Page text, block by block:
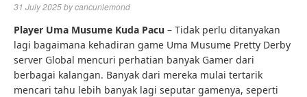
31 July 2025bycancunlemond
Player Uma Musume Kuda Pacu – Tidak perlu ditanyakan
lagi bagaimana kehadiran game Uma Musume Pretty Derby
server Global mencuri perhatian banyak Gamer dari
berbagai kalangan. Banyak dari mereka mulai tertarik
mencari tahu lebih banyak lagi seputar gamenya, seperti